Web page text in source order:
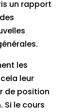
un rapport
les
leur
de position
Si le cours